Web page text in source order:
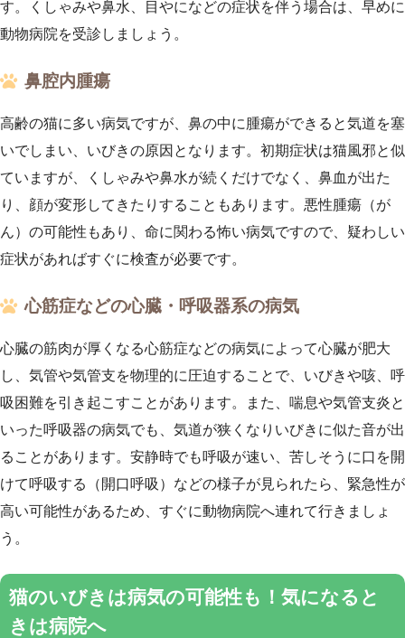
す。くしゃみや鼻水、目やになどの症状を伴う場合は、早めに
動物病院を受診しましょう。
鼻腔内腫瘍
高齢の猫に多い病気ですが、鼻の中に腫瘍ができると気道を塞
いでしまい、いびきの原因となります。初期症状は猫風邪と似
ていますが、くしゃみや鼻水が続くだけでなく、鼻血が出た
り、顔が変形してきたりすることもあります。悪性腫瘍（が
ん）の可能性もあり、命に関わる怖い病気ですので、疑わしい
症状があればすぐに検査が必要です。
心筋症などの心臓・呼吸器系の病気
心臓の筋肉が厚くなる心筋症などの病気によって心臓が肥大
し、気管や気管支を物理的に圧迫することで、いびきや咳、呼
吸困難を引き起こすことがあります。また、喘息や気管支炎と
いった呼吸器の病気でも、気道が狭くなりいびきに似た音が出
ることがあります。安静時でも呼吸が速い、苦しそうに口を開
けて呼吸する（開口呼吸）などの様子が見られたら、緊急性が
高い可能性があるため、すぐに動物病院へ連れて行きましょ
う。
猫のいびきは病気の可能性も！気になると
きは病院へ